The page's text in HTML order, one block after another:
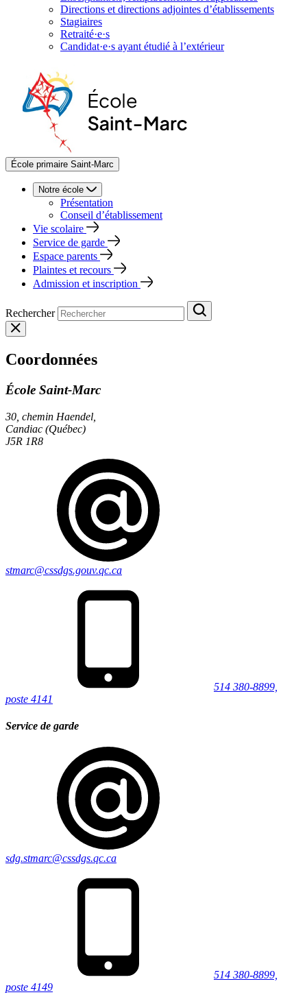
Directions et directions adjointes d’établissements
Stagiaires
Retraité·e·s
Candidat·e·s ayant étudié à l’extérieur
École primaire Saint-Marc
Notre école
Présentation
Conseil d’établissement
Vie scolaire
Service de garde
Espace parents
Plaintes et recours
Admission et inscription
Rechercher
Coordonnées
École Saint-Marc
30, chemin Haendel,
Candiac (Québec)
J5R 1R8
stmarc@cssdgs.gouv.qc.ca
514 380-8899,
poste 4141
Service de garde
sdg.stmarc@cssdgs.qc.ca
514 380-8899,
poste 4149